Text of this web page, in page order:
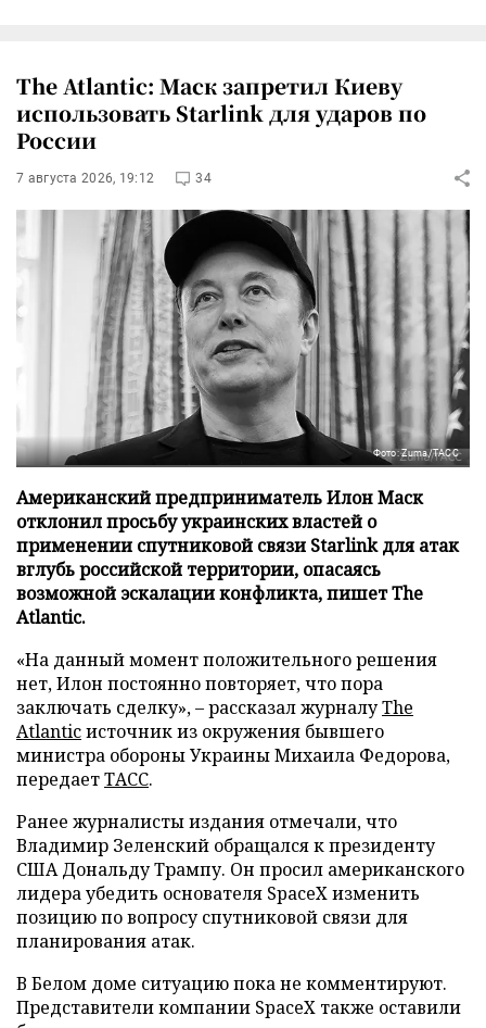
The Atlantic: Маск запретил Киеву
использовать Starlink для ударов по
России
7 августа 2026, 19:12 34
Фото: Zuma/ТАСС
Американский предприниматель Илон Маск
отклонил просьбу украинских властей о
применении спутниковой связи Starlink для атак
вглубь российской территории, опасаясь
возможной эскалации конфликта, пишет The
Atlantic.
«На данный момент положительного решения
нет, Илон постоянно повторяет, что пора
заключать сделку», – рассказал журналуThe
Atlanticисточник из окружения бывшего
министра обороны Украины Михаила Федорова,
передаетТАСС.
Ранее журналисты издания отмечали, что
Владимир Зеленский обращался к президенту
США Дональду Трампу. Он просил американского
лидера убедить основателя SpaceX изменить
позицию по вопросу спутниковой связи для
планирования атак.
В Белом доме ситуацию пока не комментируют.
Представители компании SpaceX также оставили